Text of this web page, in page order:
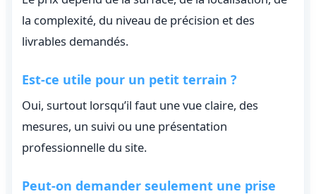
la complexité, du niveau de précision et des
livrables demandés.
Est-ce utile pour un petit terrain ?
Oui, surtout lorsqu’il faut une vue claire, des
mesures, un suivi ou une présentation
professionnelle du site.
Peut-on demander seulement une prise